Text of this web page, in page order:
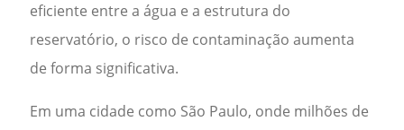
eficiente entre a água e a estrutura do
reservatório, o risco de contaminação aumenta
de forma significativa.
Em uma cidade como São Paulo, onde milhões de